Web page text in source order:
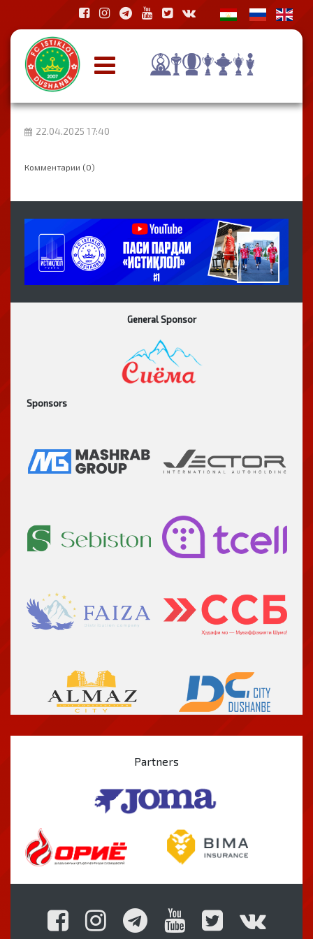
22.04.2025 17:40
Комментарии (0)
General Sponsor
Sponsors
Partners